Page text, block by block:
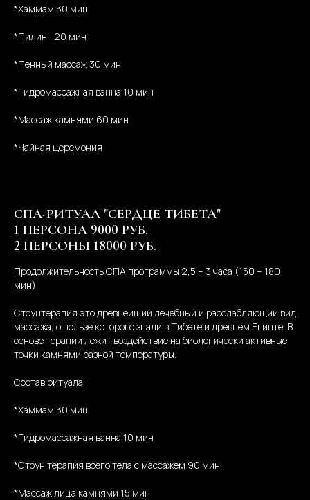
*Хаммам 30 мин
*Пилинг 20 мин
*Пенный массаж 30 мин
*Гидромассажная ванна 10 мин
*Массаж камнями 60 мин
*Чайная церемония
СПА-РИТУАЛ "СЕРДЦЕ ТИБЕТА"
1 ПЕРСОНА 9000 РУБ.
2 ПЕРСОНЫ 18000 РУБ.
Продолжительность СПА программы 2,5 – 3 часа (150 – 180
мин)
Стоунтерапия это древнейший лечебный и расслабляющий вид
массажа, о пользе которого знали в Тибете и древнем Египте. В
основе терапии лежит воздействие на биологически активные
точки камнями разной температуры.
Состав ритуала:
*Хаммам 30 мин
*Гидромассажная ванна 10 мин
*Стоун терапия всего тела с массажем 90 мин
*Массаж лица камнями 15 мин